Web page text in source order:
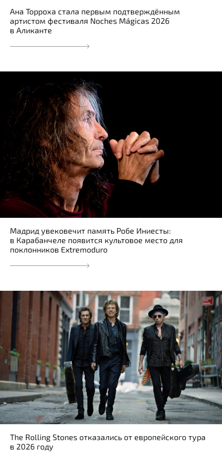
Ана Торроха стала первым подтверждённым
артистом фестиваля Noches Mágicas 2026
в Аликанте
Мадрид увековечит память Робе Иниесты:
в Карабанчеле появится культовое место для
поклонников Extremoduro
The Rolling Stones отказались от европейского тура
в 2026 году